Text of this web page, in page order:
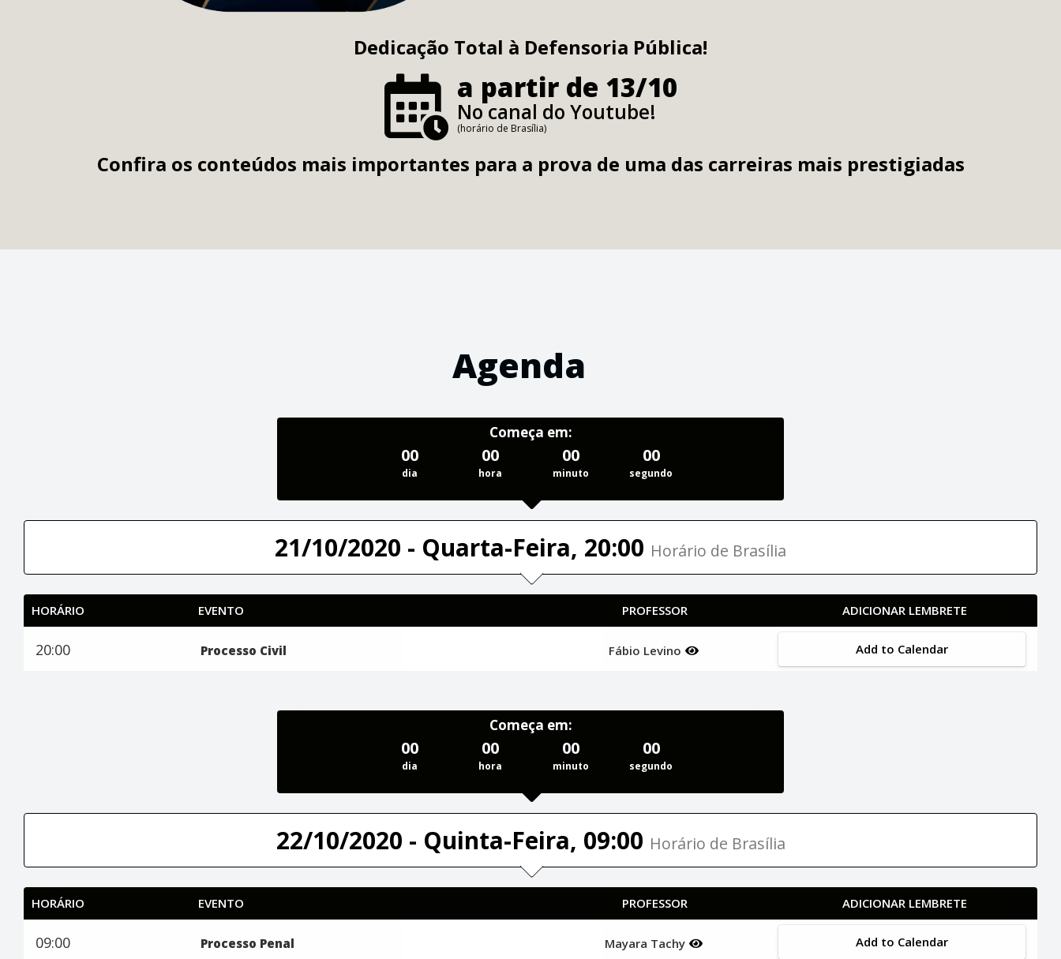
Dedicação Total à Defensoria Pública!
a partir de 13/10
No canal do Youtube!
(horário de Brasília)
Confira os conteúdos mais importantes para a prova de uma das carreiras mais prestigiadas
Agenda
Começa em:
00
dia
00
hora
00
minuto
00
segundo
21/10/2020 - Quarta-Feira, 20:00 Horário de Brasília
HORÁRIO EVENTO PROFESSOR ADICIONAR LEMBRETE
20:00 Processo Civil Fábio Levino Add to Calendar
Começa em:
00
dia
00
hora
00
minuto
00
segundo
22/10/2020 - Quinta-Feira, 09:00 Horário de Brasília
HORÁRIO EVENTO PROFESSOR ADICIONAR LEMBRETE
09:00 Processo Penal Mayara Tachy Add to Calendar